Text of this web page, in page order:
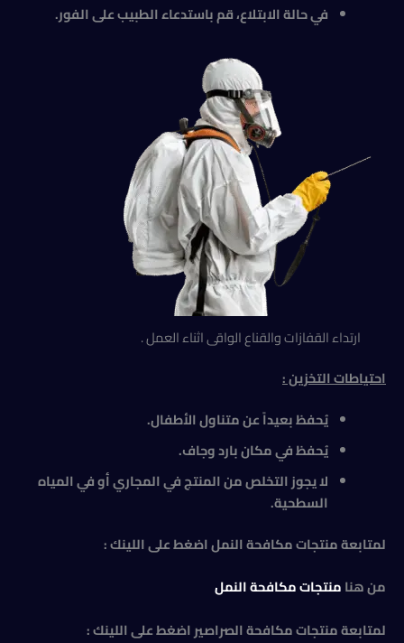
في حالة الابتلاع، قم باستدعاء الطبيب على الفور.
ارتداء القفازات والقناع الواقى اثناء العمل .
احتياطات التخزين :
يُحفظ بعيداً عن متناول الأطفال.
يُحفظ في مكان بارد وجاف.
لا يجوز التخلص من المنتج في المجاري أو في المياه
السطحية.
لمتابعة منتجات مكافحة النمل اضغط على اللينك :
من هنامنتجات مكافحة النمل
لمتابعة منتجات مكافحة الصراصير اضغط على اللينك :